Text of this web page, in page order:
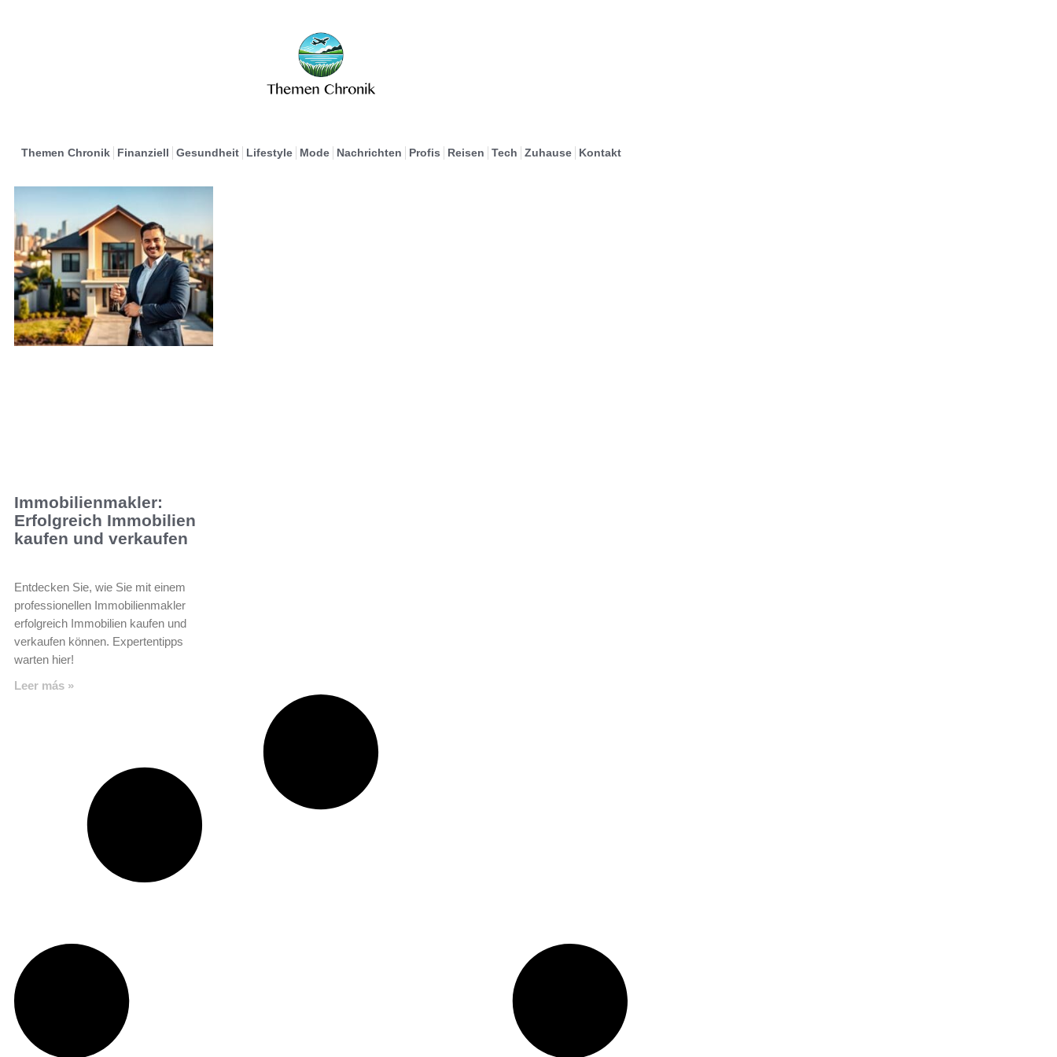
Themen Chronik Finanziell Gesundheit Lifestyle Mode Nachrichten Profis Reisen Tech Zuhause Kontakt
Immobilienmakler:
Erfolgreich Immobilien
kaufen und verkaufen
Entdecken Sie, wie Sie mit einem
professionellen Immobilienmakler
erfolgreich Immobilien kaufen und
verkaufen können. Expertentipps
warten hier!
Leer más »